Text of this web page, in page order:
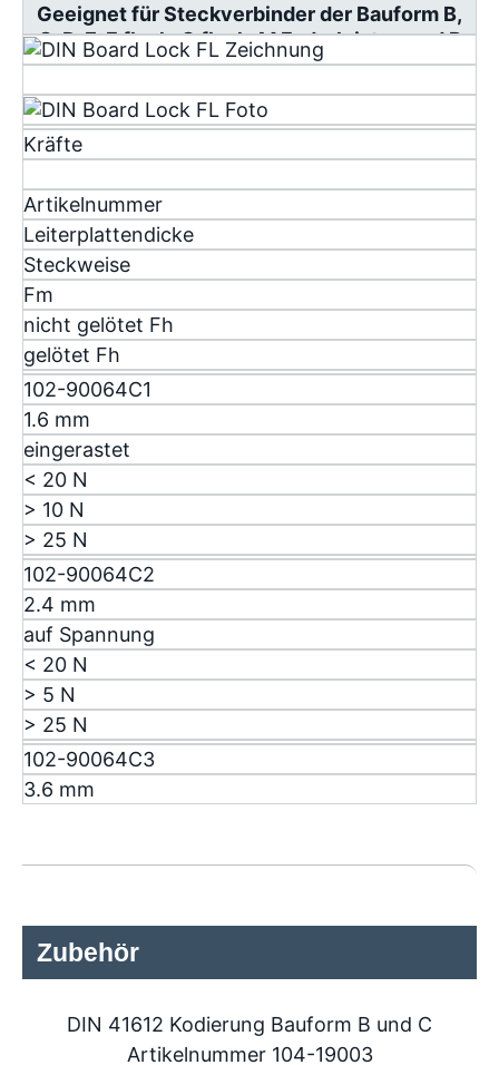
Geeignet für Steckverbinder der Bauform B,
C, D, E, F flach, G flach, M Federleisten und R
Messerleisten
Kräfte
Artikelnummer
Leiterplattendicke
Steckweise
Fm
nicht gelötet Fh
gelötet Fh
102-90064C1
1.6 mm
eingerastet
< 20 N
> 10 N
> 25 N
102-90064C2
2.4 mm
auf Spannung
< 20 N
> 5 N
> 25 N
102-90064C3
3.6 mm
Zubehör
DIN 41612 Kodierung Bauform B und C
Artikelnummer 104-19003